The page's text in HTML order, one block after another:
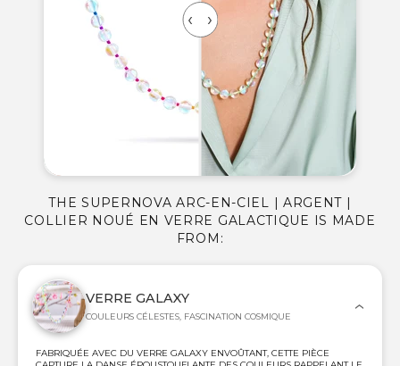
VERRE GALAXY
COULEURS CÉLESTES, FASCINATION COSMIQUE
FABRIQUÉE AVEC DU VERRE GALAXY ENVOÛTANT, CETTE PIÈCE
THE SUPERNOVA ARC-EN-CIEL | ARGENT |
COLLIER NOUÉ EN VERRE GALACTIQUE IS MADE
FROM: